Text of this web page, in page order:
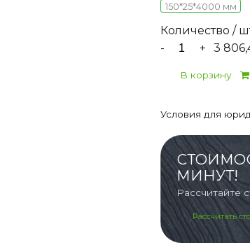
150*25*4000 мм
Количество /
-
+ 3
В корзину
Условия для
МИНУТ!
Рассчитайте
Рассчитать